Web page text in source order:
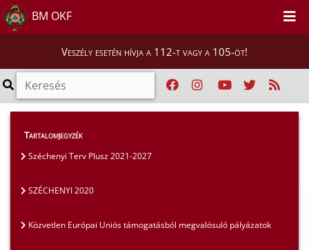
BM OKF
Veszély esetén hívja a 112-t vagy a 105-öt!
Szakmai tájékoztatók
SZÉCHENYI 2020
Tartalomjegyzék
Széchenyi Terv Plusz 2021-2027
SZÉCHENYI 2020
Közvetlen Európai Uniós támogatásból megvalósuló pályázatok